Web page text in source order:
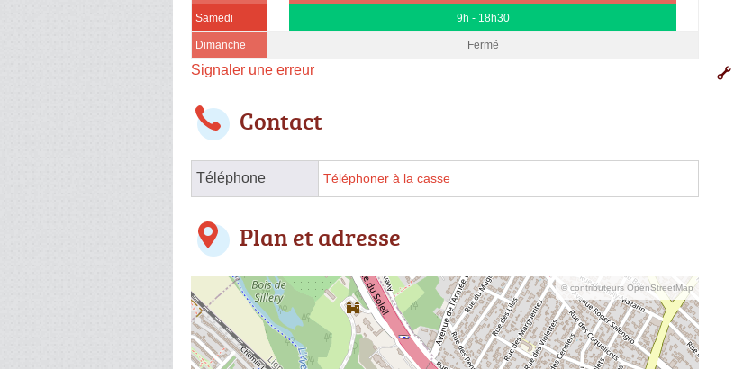
Samedi 9h - 18h30
Dimanche Fermé
Signaler une erreur
Contact
Téléphone Téléphoner à la casse
Plan et adresse
© contributeurs OpenStreetMap